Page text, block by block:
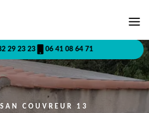
29 23 23 06 41 08 64 71
COUVREUR 13